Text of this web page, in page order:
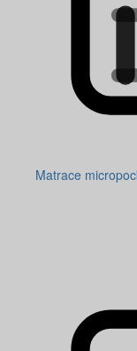
Matrace